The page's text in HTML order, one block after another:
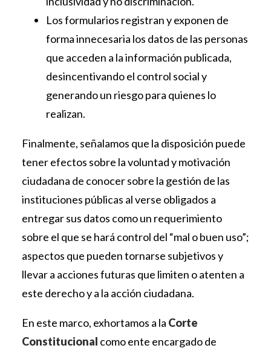
Los formularios registran y exponen de
forma innecesaria los datos de las personas
que acceden a la información publicada,
desincentivando el control social y
generando un riesgo para quienes lo
realizan.
Finalmente, señalamos que la disposición puede
tener efectos sobre la voluntad y motivación
ciudadana de conocer sobre la gestión de las
instituciones públicas al verse obligados a
entregar sus datos como un requerimiento
sobre el que se hará control del “mal o buen uso”;
aspectos que pueden tornarse subjetivos y
llevar a acciones futuras que limiten o atenten a
este derecho y a la acción ciudadana.
En este marco, exhortamos a la Corte
Constitucional como ente encargado de